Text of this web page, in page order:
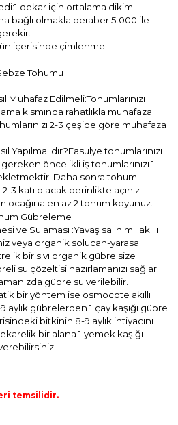
dekar için ortalama dikim
bağlı olmakla beraber 5.000 ile
içerisinde çimlenme
Muhafaz Edilmeli:Tohumlarınızı
kısmında rahatlıkla muhafaza
2-3 çeşide göre muhafaza
Yapılmalıdır?Fasulye tohumlarınızı
öncelikli iş tohumlarınızı 1
Daha sonra tohum
2-3 katı olacak derinlikte açınız
ocağına en az 2 tohum koyunuz.
Sulaması :Yavaş salınımlı akıllı
veya organik solucan-yarasa
bir sıvı organik gübre size
su çözeltisi hazırlamanızı sağlar.
gübre su verilebilir.
bir yöntem ise osmocote akıllı
aylık gübrelerden 1 çay kaşığı gübre
bitkinin 8-9 aylık ihtiyacını
bir alana 1 yemek kaşığı
temsilidir.